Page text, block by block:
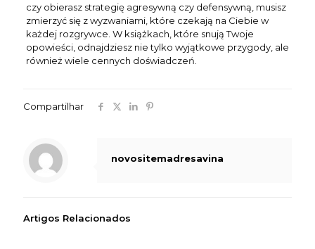
czy obierasz strategię agresywną czy defensywną, musisz
zmierzyć się z wyzwaniami, które czekają na Ciebie w
każdej rozgrywce. W książkach, które snują Twoje
opowieści, odnajdziesz nie tylko wyjątkowe przygody, ale
również wiele cennych doświadczeń.
Compartilhar
novositemadresavina
Artigos Relacionados